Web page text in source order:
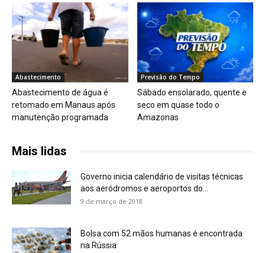
Abastecimento
Abastecimento de água é
retomado em Manaus após
manutenção programada
Previsão do Tempo
Sábado ensolarado, quente e
seco em quase todo o
Amazonas
Mais lidas
Governo inicia calendário de visitas técnicas
aos aeródromos e aeroportos do...
9 de março de 2018
Bolsa com 52 mãos humanas é encontrada
na Rússia